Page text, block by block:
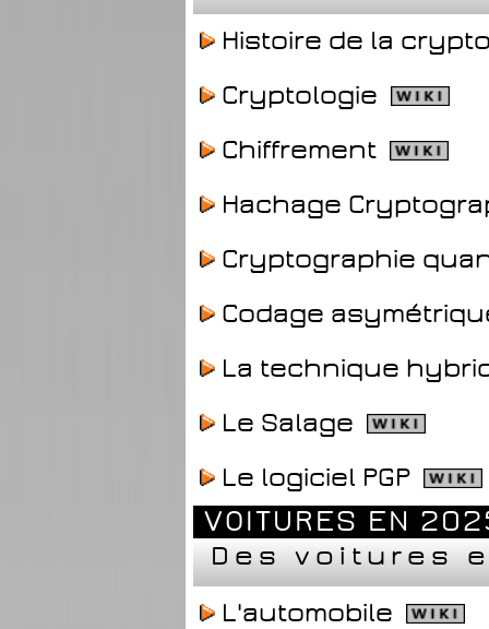
Histoire de la
Cryptologie
Chiffrement
Hachage
Cryptographie
Codage
La technique
Le Salage
Le logiciel PGP
VOITURES EN
Des voitures
L'automobile